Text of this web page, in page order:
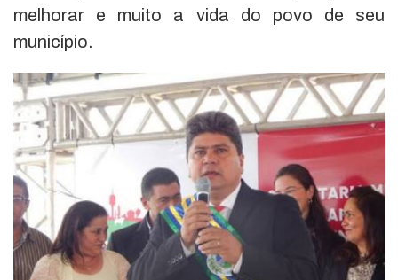
melhorar e muito a vida do povo de seu
município.